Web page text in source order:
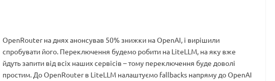
OpenRouter на днях анонсував 50% знижки на OpenAI, і вирішили
спробувати його. Переключення будемо робити на LiteLLM, на яку вже
йдуть запити від всіх наших сервісів – тому переключення буде доволі
простим. До OpenRouter в LiteLLM налаштуємо fallbacks напряму до OpenAI